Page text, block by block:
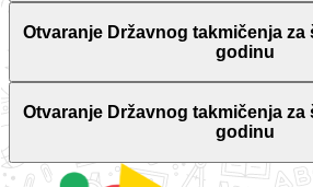
Otvaranje Državnog takmičenja za
godinu
Otvaranje Državnog takmičenja za
godinu